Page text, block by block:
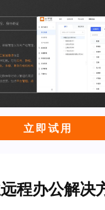
立即试用
程办公解决